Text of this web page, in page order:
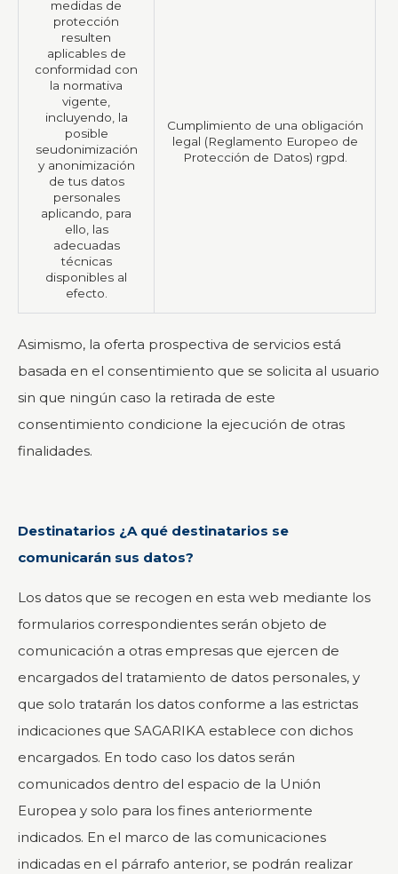
medidas de
protección
resulten
aplicables de
conformidad con
la normativa
vigente,
incluyendo, la
posible
seudonimización
y anonimización
de tus datos
personales
aplicando, para
ello, las
adecuadas
técnicas
disponibles al
efecto.
Cumplimiento de una obligación
legal (Reglamento Europeo de
Protección de Datos) rgpd.
Asimismo, la oferta prospectiva de servicios está
basada en el consentimiento que se solicita al usuario
sin que ningún caso la retirada de este
consentimiento condicione la ejecución de otras
finalidades.
Destinatarios ¿A qué destinatarios se
comunicarán sus datos?
Los datos que se recogen en esta web mediante los
formularios correspondientes serán objeto de
comunicación a otras empresas que ejercen de
encargados del tratamiento de datos personales, y
que solo tratarán los datos conforme a las estrictas
indicaciones que SAGARIKA establece con dichos
encargados. En todo caso los datos serán
comunicados dentro del espacio de la Unión
Europea y solo para los fines anteriormente
indicados. En el marco de las comunicaciones
indicadas en el párrafo anterior, se podrán realizar